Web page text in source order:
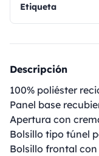
Etiqueta
Descripción
100% poliéster
Panel base
Apertura con
Bolsillo tipo túnel
Bolsillo frontal